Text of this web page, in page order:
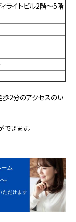
イトビル2階～5階
2分のアクセスのい
きます。